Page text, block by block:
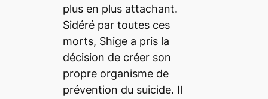
plus en plus attachant.
Sidéré par toutes ces
morts, Shige a pris la
décision de créer son
propre organisme de
prévention du suicide. Il